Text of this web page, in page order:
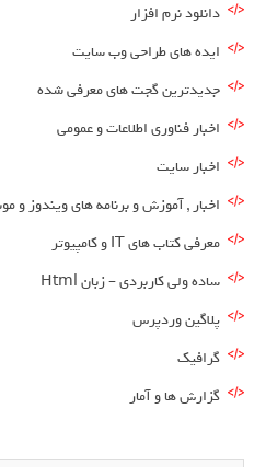
دانلود نرم افزار
ایده های طراحی وب سایت
جدیدترین گجت های معرفی شده
اخبار فناوری اطلاعات و عمومی
اخبار سایت
اخبار , آموزش و برنامه های ویندوز و
معرفی کتاب های IT و کامپیوتر
ساده ولی کاربردی – زبان Html
پلاگین وردپرس
گرافیک
گزارش ها و آمار